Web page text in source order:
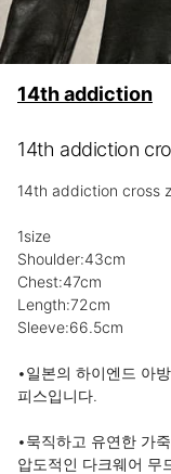
14th addiction
14th addiction
14th addiction cross
1size
Shoulder:43cm
Chest:47cm
Length:72cm
Sleeve:66.5cm
•일본의 하이엔드 아
피스입니다.
•묵직하고 유연한 가
압도적인 다크웨어 무